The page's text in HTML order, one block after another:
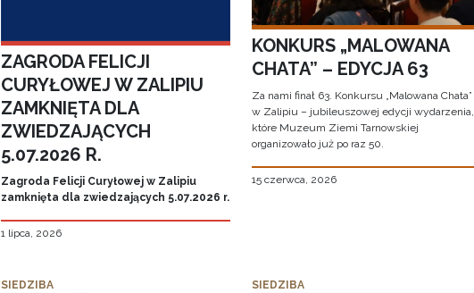
ZAGRODA FELICJI
CURYŁOWEJ W ZALIPIU
ZAMKNIĘTA DLA
ZWIEDZAJĄCYCH
5.07.2026 R.
Zagroda Felicji Curyłowej w Zalipiu
zamknięta dla zwiedzających 5.07.2026 r.
1 lipca, 2026
KONKURS „MALOWANA
CHATA” – EDYCJA 63
Za nami finał 63. Konkursu „Malowana Chata”
w Zalipiu – jubileuszowej edycji wydarzenia,
które Muzeum Ziemi Tarnowskiej
organizowało już po raz 50.
15 czerwca, 2026
SIEDZIBA SIEDZIBA